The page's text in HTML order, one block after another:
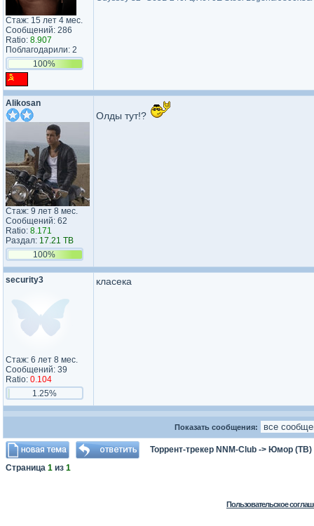
Стаж: 15 лет 4 мес.
Сообщений: 286
Ratio: 8.907
Поблагодарили: 2
100%
Alikosan
Стаж: 9 лет 8 мес.
Сообщений: 62
Ratio: 8.171
Раздал: 17.21 TB
100%
Олды тут!?
security3
Стаж: 6 лет 8 мес.
Сообщений: 39
Ratio: 0.104
1.25%
класека
Показать сообщения:
Торрент-трекер NNM-Club -> Юмор (ТВ)
Страница 1 из 1
Пользовательское